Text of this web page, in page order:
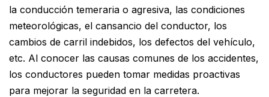
la conducción temeraria o agresiva, las condiciones
meteorológicas, el cansancio del conductor, los
cambios de carril indebidos, los defectos del vehículo,
etc. Al conocer las causas comunes de los accidentes,
los conductores pueden tomar medidas proactivas
para mejorar la seguridad en la carretera.